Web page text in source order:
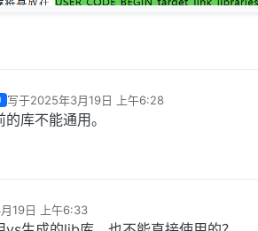
写于2025年3月19日 上午6:28
最后由 编辑
库不能通用。
19日 上午6:33